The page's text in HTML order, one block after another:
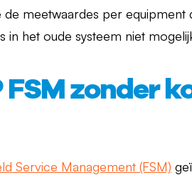
meetwaardes per equipment
het oude systeem niet
zonder
Service Management (FSM)